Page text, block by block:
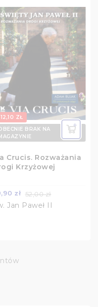
ZŁ
BRAK NA
Crucis. Rozważania
Krzyżowej
zł 52,00 zł
Jan Paweł II